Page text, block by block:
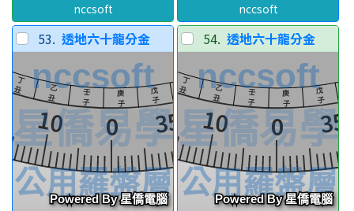
nccsoft nccsoft
53. 透地六十龍分金 54. 透地六十龍分金